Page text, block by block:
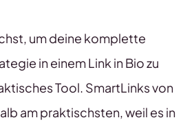
um deine komplette
in einem Link in Bio zu
Tool. SmartLinks von
am praktischsten, weil es in